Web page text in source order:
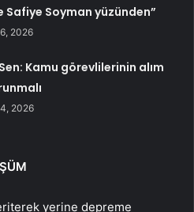
Safiye Soyman yüzünden”
2026
Kamu görevlilerinin alım
2026
yerine depreme